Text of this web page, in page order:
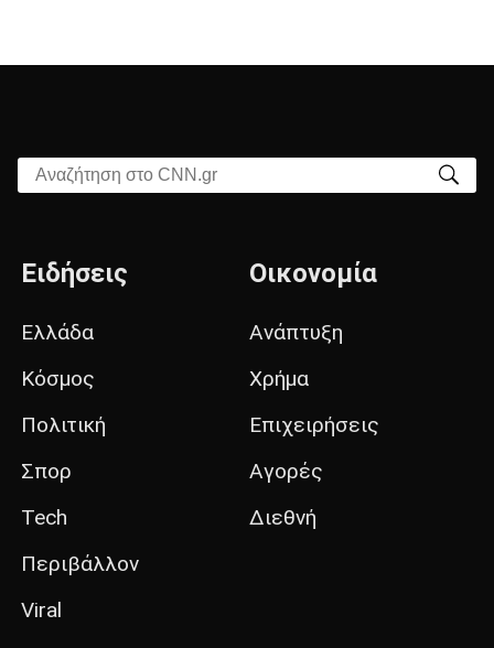
Αναζήτηση στο CNN.gr
Ειδήσεις
Ελλάδα
Κόσμος
Πολιτική
Σπορ
Tech
Περιβάλλον
Viral
Οικονομία
Ανάπτυξη
Χρήμα
Επιχειρήσεις
Αγορές
Διεθνή